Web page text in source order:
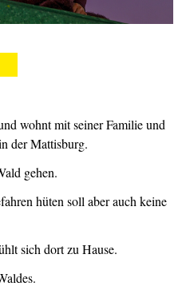
wohnt mit seiner Familie und
der Mattisburg.
gehen.
hüten soll aber auch keine
sich dort zu Hause.